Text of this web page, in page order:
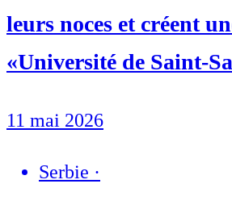
leurs noces et créent
«Université de Saint-
11 mai 2026
Serbie ·